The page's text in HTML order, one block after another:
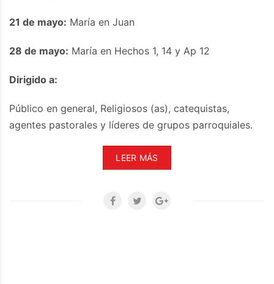
21 de mayo: María en Juan
28 de mayo: María en Hechos 1, 14 y Ap 12
Dirigido a:
Público en general, Religiosos (as), catequistas,
agentes pastorales y líderes de grupos parroquiales.
LEER MÁS